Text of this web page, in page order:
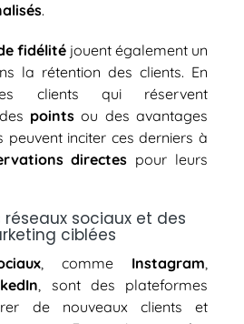
.
fidélité jouent également un
la rétention des clients. En
clients qui réservent
points ou des avantages
peuvent inciter ces derniers à
directes pour leurs
réseaux sociaux et des
ciblées
, comme Instagram,
, sont des plateformes
de nouveaux clients et